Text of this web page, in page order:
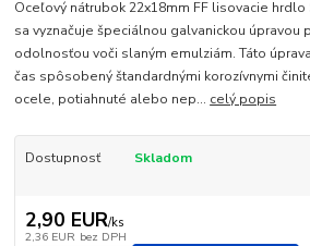
Oceľový nátrubok 22x18mm FF lisovacie hrdlo
sa vyznačuje špeciálnou galvanickou úpravou
odolnosťou voči slaným emulziám. Táto
čas spôsobený štandardnými korozívnymi
ocele, potiahnuté alebo nep... celý popis
Dostupnosť Skladom
2,90 EUR/ks
2,36 EUR bez DPH